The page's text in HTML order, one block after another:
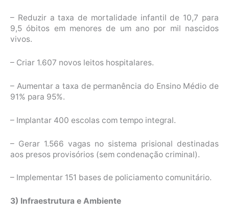
– Reduzir a taxa de mortalidade infantil de 10,7 para
9,5 óbitos em menores de um ano por mil nascidos
vivos.
– Criar 1.607 novos leitos hospitalares.
– Aumentar a taxa de permanência do Ensino Médio de
91% para 95%.
– Implantar 400 escolas com tempo integral.
– Gerar 1.566 vagas no sistema prisional destinadas
aos presos provisórios (sem condenação criminal).
– Implementar 151 bases de policiamento comunitário.
3) Infraestrutura e Ambiente